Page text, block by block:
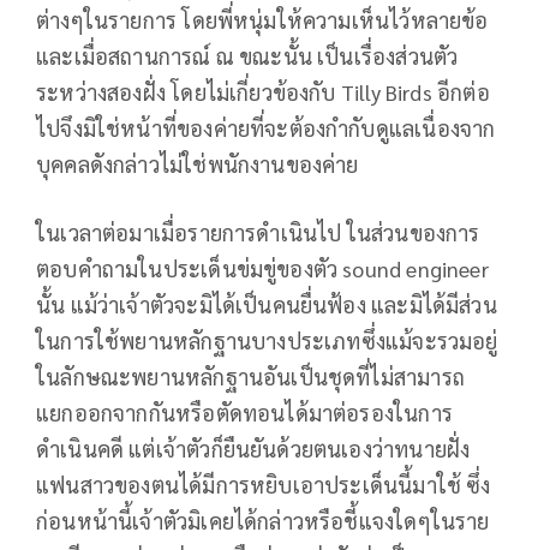
ต่างๆในรายการ โดยพี่หนุ่มให้ความเห็นไว้หลายข้อ
และเมื่อสถานการณ์ ณ ขณะนั้น เป็นเรื่องส่วนตัว
ระหว่างสองฝั่ง โดยไม่เกี่ยวข้องกับ Tilly Birds อีกต่อ
ไปจึงมิใช่หน้าที่ของค่ายที่จะต้องกำกับดูแลเนื่องจาก
บุคคลดังกล่าวไม่ใช่พนักงานของค่าย
ในเวลาต่อมาเมื่อรายการดำเนินไป ในส่วนของการ
ตอบคำถามในประเด็นข่มขู่ของตัว sound engineer
นั้น แม้ว่าเจ้าตัวจะมิได้เป็นคนยื่นฟ้อง และมิได้มีส่วน
ในการใช้พยานหลักฐานบางประเภทซึ่งแม้จะรวมอยู่
ในลักษณะพยานหลักฐานอันเป็นชุดที่ไม่สามารถ
แยกออกจากกันหรือตัดทอนได้มาต่อรองในการ
ดำเนินคดี แต่เจ้าตัวก็ยืนยันด้วยตนเองว่าทนายฝั่ง
แฟนสาวของตนได้มีการหยิบเอาประเด็นนี้มาใช้ ซึ่ง
ก่อนหน้านี้เจ้าตัวมิเคยได้กล่าวหรือชี้แจงใดๆในราย